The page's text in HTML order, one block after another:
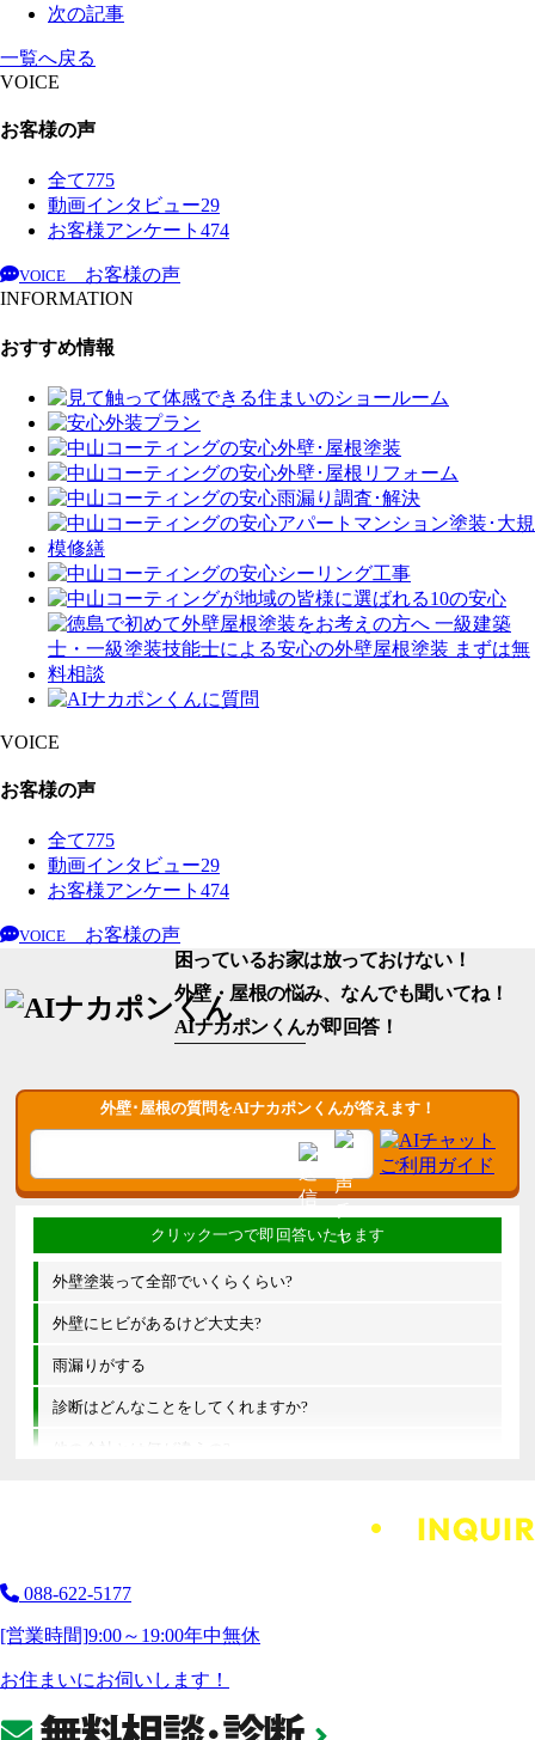
次の記事
一覧へ戻る
VOICE
お客様の声
全て775
動画インタビュー29
お客様アンケート 474
VOICE
お客様の声
INFORMATION
おすすめ情報
VOICE
お客様の声
全て775
動画インタビュー29
お客様アンケート 474
VOICE
お客様の声
困っているお家は放っておけない！
外壁・屋根の悩み、なんでも聞いてね！
AIナカポンくんが即回答！
外壁･屋根の質問をAIナカポンくんが答えます！
外壁塗装って全部でいくらくらい?
外壁にヒビがあるけど大丈夫?
雨漏りがする
診断はどんなことをしてくれますか?
他の会社とは何が違うの?
088-622-5177
[営業時間]9:00～19:00年中無休
お住まいにお伺いします！